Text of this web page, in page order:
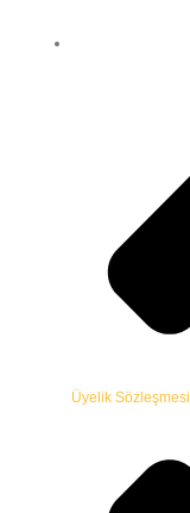
Üyelik Sözleşmesi